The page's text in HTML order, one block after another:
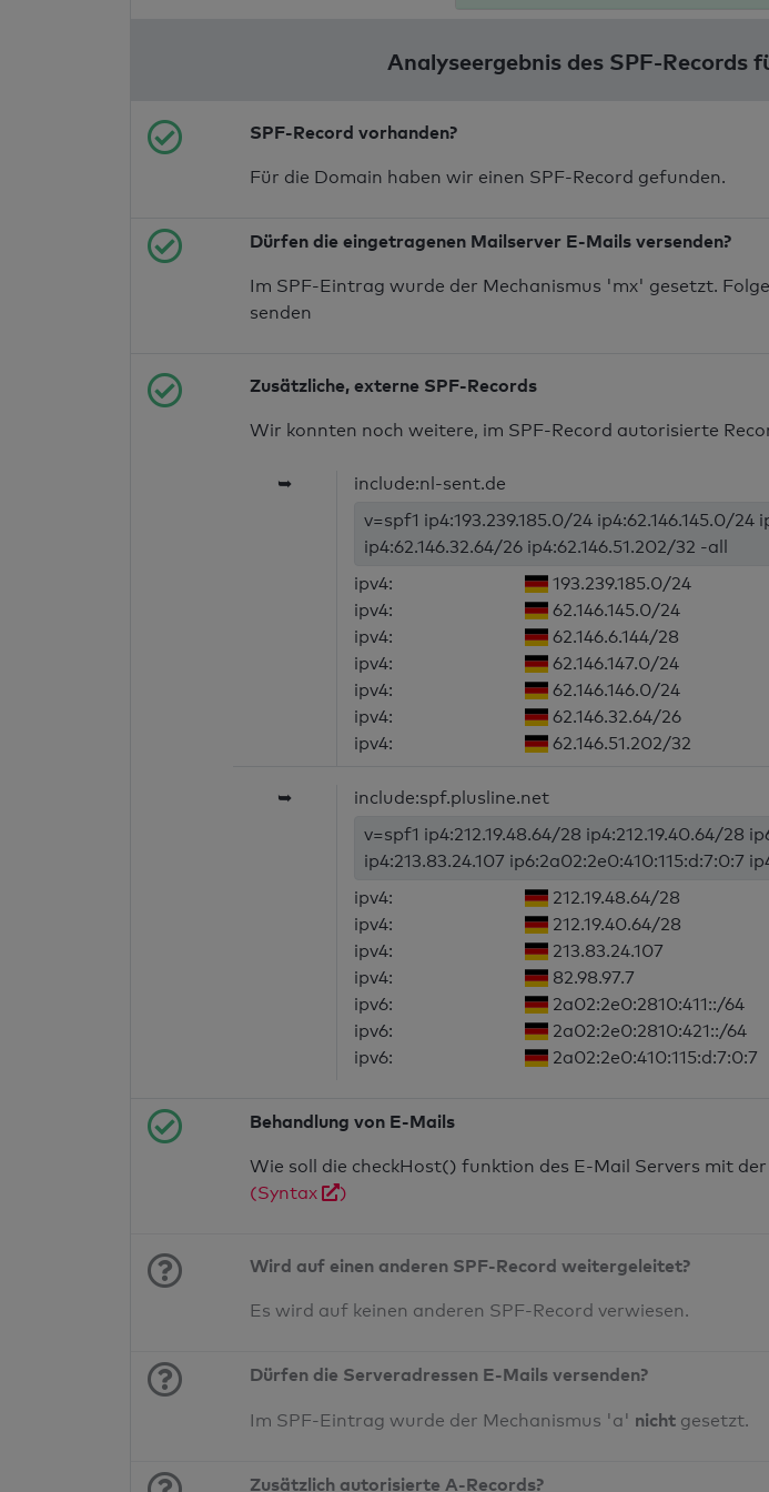
Analyseergebnis des SPF-Records
SPF-Record vorhanden?
Für die Domain haben wir einen SPF-Record gefunden.
Dürfen die eingetragenen Mailserver E-Mails versenden?
Im SPF-Eintrag wurde der Mechanismus 'mx' gesetzt.
senden
Zusätzliche, externe SPF-Records
Wir konnten noch weitere, im SPF-Record autorisierte
➥
include:nl-sent.de
v=spf1 ip4:193.239.185.0/24 ip4:62.146.145.0/24
ip4:62.146.32.64/26 ip4:62.146.51.202/32 -all
ipv4:
193.239.185.0/24
ipv4:
62.146.145.0/24
ipv4:
62.146.6.144/28
ipv4:
62.146.147.0/24
ipv4:
62.146.146.0/24
ipv4:
62.146.32.64/26
ipv4:
62.146.51.202/32
➥
include:spf.plusline.net
v=spf1 ip4:212.19.48.64/28 ip4:212.19.40.64/28
ip4:213.83.24.107 ip6:2a02:2e0:410:115:d:7:0:7
ipv4:
212.19.48.64/28
ipv4:
212.19.40.64/28
ipv4:
213.83.24.107
ipv4:
82.98.97.7
ipv6:
2a02:2e0:2810:411::/64
ipv6:
2a02:2e0:2810:421::/64
ipv6:
2a02:2e0:410:115:d:7:0:7
Behandlung von E-Mails
Wie soll die checkHost() funktion des E-Mail Servers mit
(Syntax
)
Wird auf einen anderen SPF-Record weitergeleitet?
Es wird auf keinen anderen SPF-Record verwiesen.
Dürfen die Serveradressen E-Mails versenden?
Im SPF-Eintrag wurde der Mechanismus 'a' nicht gesetzt.
Zusätzlich autorisierte A-Records?